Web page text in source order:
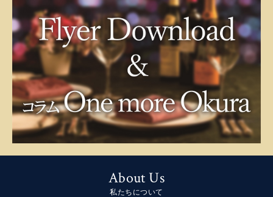
About Us
私たちについて